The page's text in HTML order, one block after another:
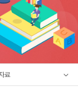
료